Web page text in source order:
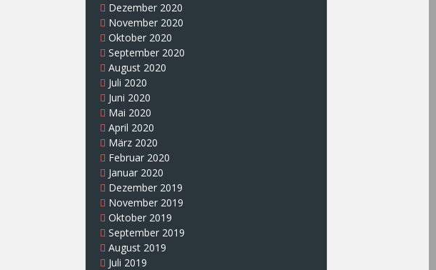
Dezember 2020
November 2020
Oktober 2020
September 2020
August 2020
Juli 2020
Juni 2020
Mai 2020
April 2020
März 2020
Februar 2020
Januar 2020
Dezember 2019
November 2019
Oktober 2019
September 2019
August 2019
Juli 2019